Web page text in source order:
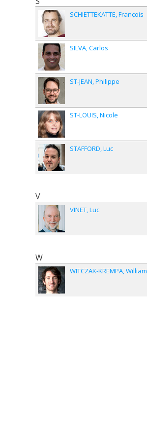
SCHIETTEKATTE François
SILVA Carlos
ST-JEAN Philippe
ST-LOUIS Nicole
STAFFORD Luc
V
VINET Luc
W
WITCZAK-KREMPA William